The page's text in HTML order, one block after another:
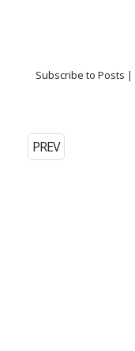
Subscribe to Posts |
PREV